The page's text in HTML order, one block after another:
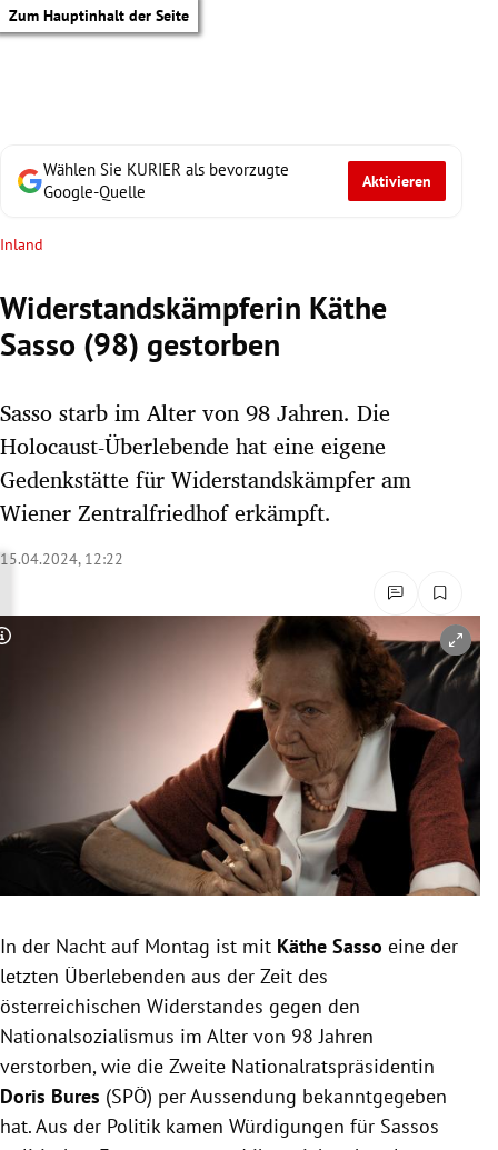
Zum Hauptinhalt der Seite
Untermenü
Untermenü
Untermenü
Untermenü
Untermenü
Untermenü
Untermenü
Wählen Sie KURIER als bevorzugte
Google-Quelle
Aktivieren
Inland
Widerstandskämpferin Käthe
Sasso (98) gestorben
Sasso starb im Alter von 98 Jahren. Die
Holocaust-Überlebende hat eine eigene
Gedenkstätte für Widerstandskämpfer am
Wiener Zentralfriedhof erkämpft.
15.04.2024, 12:22
Copyright-Hinweis öffnen/schließen
In der Nacht auf Montag ist mit Käthe Sasso eine der
letzten Überlebenden aus der Zeit des
österreichischen Widerstandes gegen den
Nationalsozialismus im Alter von 98 Jahren
verstorben, wie die Zweite Nationalratspräsidentin
Doris Bures (SPÖ) per Aussendung bekanntgegeben
hat. Aus der Politik kamen Würdigungen für Sassos